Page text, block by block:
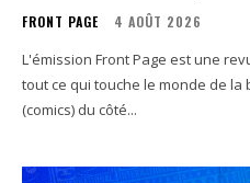
FRONT PAGE 4 AOÛT 2026
L'émission Front Page est une
tout ce qui touche le monde de
(comics) du côté...